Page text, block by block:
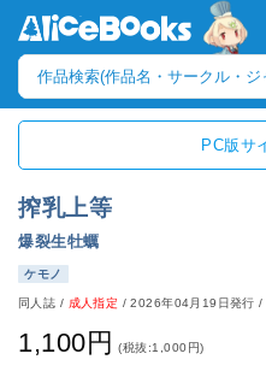
PC版サ
搾乳上等
爆裂生牡蠣
ケモノ
同人誌 / 成人指定 /2026年04月19日発行 /
1,100円 (税抜:1,000円)